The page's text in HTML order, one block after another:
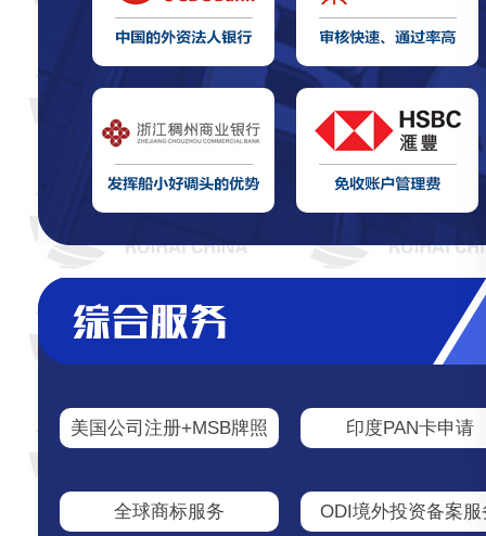
美国公司注册+MSB牌照 印度PAN卡申请
全球商标服务 ODI境外投资备案服